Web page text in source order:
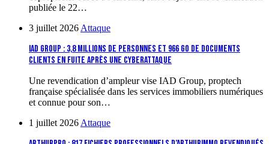
publiée le 22…
3 juillet 2026Attaque
IAD Group : 3,8 millions de personnes et 966 Go de documents
clients en fuite après une cyberattaque
Une revendication d’ampleur vise IAD Group, proptech
française spécialisée dans les services immobiliers numériques
et connue pour son…
1 juillet 2026Attaque